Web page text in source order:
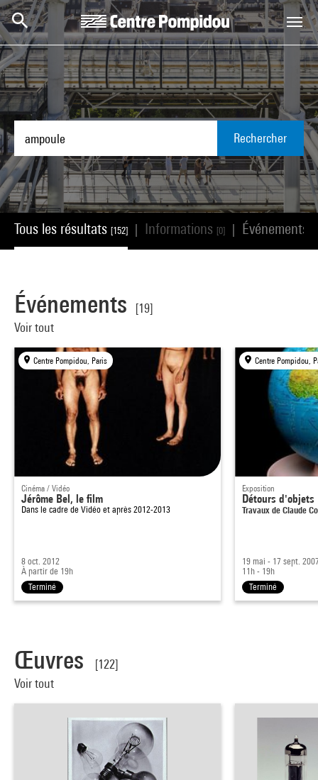
Aller au contenu principal
Centre Pompidou
Rechercher
Tous les résultats [152] Informations [0] Événements
Événements
[19]
Voir tout
Centre Pompidou, Paris
Cinéma / Vidéo
Jérôme Bel, le film
Dans le cadre de Vidéo et après 2012-2013
8 oct. 2012
À partir de 19h
Terminé
Centre Pompidou,
Exposition
Détours d'objets
Travaux de Claude
19 mai - 17 sept.
11h - 19h
Terminé
Œuvres
[122]
Voir tout